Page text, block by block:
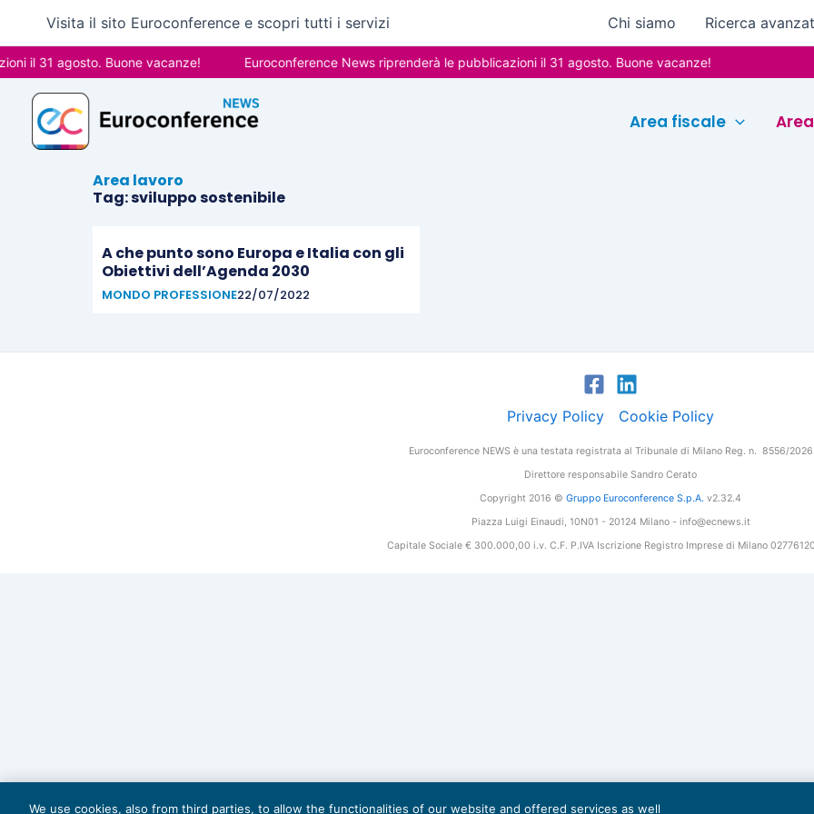
contenuto
Visita il sito Euroconference e scopri tutti i servizi Chi siamo Ricerca
il 31 agosto. Buone vacanze! Euroconference News riprenderà le pubblicazioni il 31 agosto. Buone vacanze!
Area fiscale
Area lavoro
Tag: sviluppo sostenibile
A che punto sono Europa e Italia con gli
Obiettivi dell’Agenda 2030
MONDO PROFESSIONE22/07/2022
Privacy Policy Cookie Policy
Euroconference NEWS è una testata registrata al Tribunale di Milano Reg. n. 8556/2026
Direttore responsabile Sandro Cerato
Copyright 2016 © Gruppo Euroconference S.p.A. v2.32.4
Piazza Luigi Einaudi, 10N01 - 20124 Milano - info@ecnews.it
Capitale Sociale € 300.000,00 i.v. C.F. P.IVA Iscrizione Registro Imprese di Milano
We use cookies, also from third parties, to allow the functionalities of our website and offered services as well